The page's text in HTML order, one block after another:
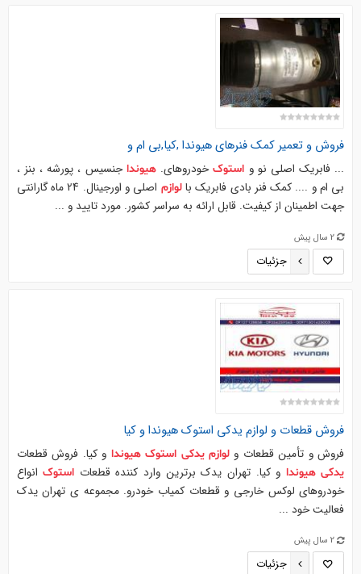
فروش و تعمیر کمک فنرهایهیوندا,کیا,بی ام و
... فابریک اصلی نو و استوکخودروهای.هیوندا جنسیس ، پورشه ، بنز ،
بی ام و .... کمک فنر بادی فابریک بالوازم
اصلی و اورجینال. 24 ماه گارانتی
جهت اطمینان از کیفیت. قابل ارائه به سراسر کشور. مورد تایید و ...
2 سال پیش
جزئیات
فروش قطعات و لوازم یدکی استوکهیونداو کیا
فروش و تأمین قطعات ولوازم یدکی استوک هیوندا و کیا. فروش قطعات
یدکی هیوندا و کیا. تهران یدک برترین وارد کننده قطعات استوکانواع
خودروهای لوکس خارجی و قطعات کمیاب خودرو. مجموعه ی تهران یدک
فعالیت خود ...
2 سال پیش
جزئیات